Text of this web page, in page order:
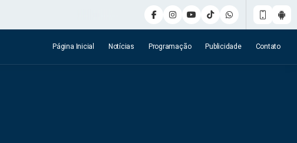
Página Inicial Notícias Programação Publicidade Contato